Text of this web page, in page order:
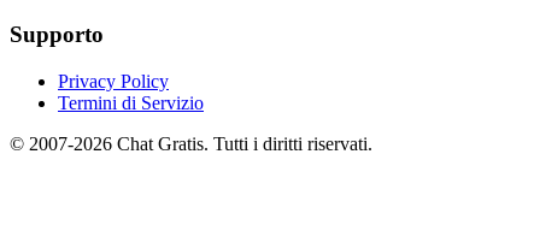
Supporto
Privacy Policy
Termini di Servizio
© 2007-2026 Chat Gratis. Tutti i diritti riservati.